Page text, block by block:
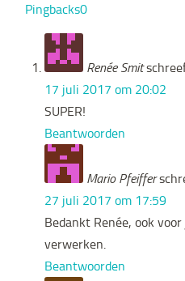
Pingbacks0
Renée Smit
17 juli 2017 om 20:02
SUPER!
Beantwoorden
Mario Pfeiffer
27 juli 2017 om 17:59
Bedankt Renée, ook
verwerken.
Beantwoorden